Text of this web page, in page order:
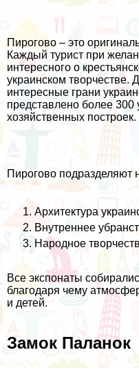
Пирогово – это
Каждый турист при
интересного о
украинском творчестве.
интересные грани
представлено более 300
хозяйственных построек.
Пирогово подразделяют
Архитектура
Внутреннее
Народное
Все экспонаты
благодаря чему
и детей.
Замок Паланок